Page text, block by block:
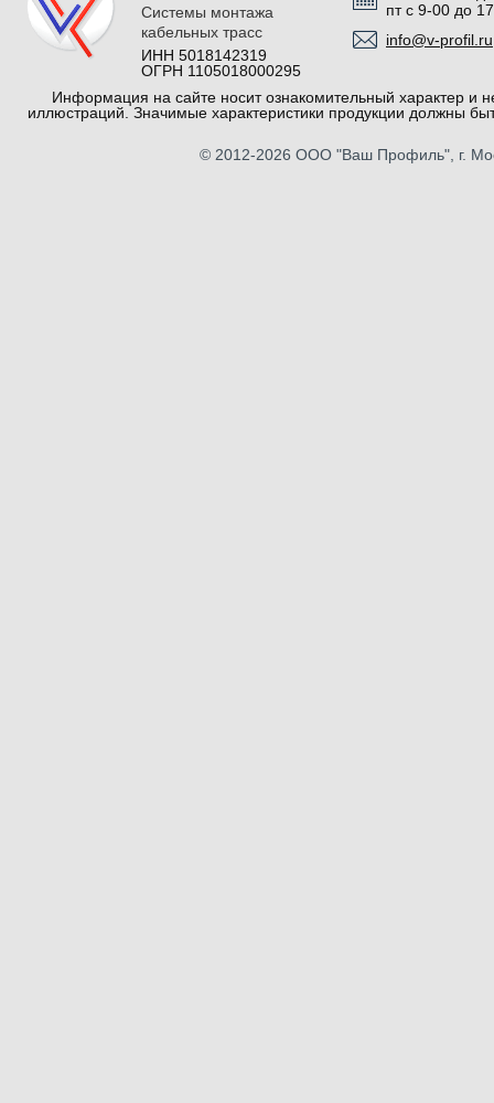
Системы монтажа
кабельных трасс
ИНН 5018142319
ОГРН 1105018000295
пт с 9-00 до
info@v-profil.ru
Информация на сайте носит ознакомительный характер и
иллюстраций. Значимые характеристики продукции должны
© 2012-2026 ООО "Ваш Профиль", г.